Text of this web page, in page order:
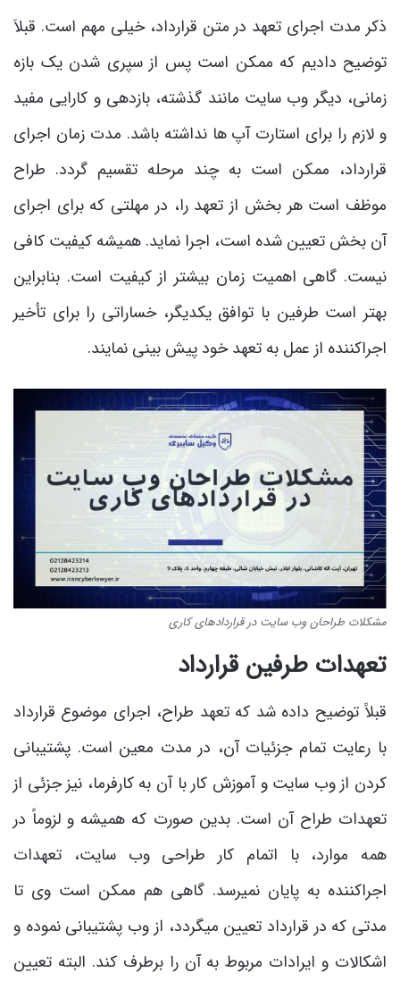
ذکر مدت اجرای تعهد در متن قرارداد، خیلی مهم است. قبلاَ
توضیح دادیم که ممکن است پس از سپری شدن یک بازه
زمانی، دیگر وب سایت مانند گذشته، بازدهی و کارایی مفید
و لازم را برای استارت آپ ها نداشته باشد. مدت زمان اجرای
قرارداد، ممکن است به چند مرحله تقسیم گردد. طراح
موظف است هر بخش از تعهد را، در مهلتی که برای اجرای
آن بخش تعیین شده است، اجرا نماید. همیشه کیفیت کافی
نیست. گاهی اهمیت زمان بیشتر از کیفیت است. بنابراین
بهتر است طرفین با توافق یکدیگر، خساراتی را برای تأخیر
اجراکننده از عمل به تعهد خود پیش بینی نمایند.
مشکلات طراحان وب سایت در قراردادهای کاری
تعهدات طرفین قرارداد
قبلاً توضیح داده شد که تعهد طراح، اجرای موضوع قرارداد
با رعایت تمام جزئیات آن، در مدت معین است. پشتیبانی
کردن از وب سایت و آموزش کار با آن به کارفرما، نیز جزئی از
تعهدات طراح آن است. بدین صورت که همیشه و لزوماً در
همه موارد، با اتمام کار طراحی وب سایت، تعهدات
اجراکننده به پایان نمی­رسد. گاهی هم ممکن است وی تا
مدتی که در قرارداد تعیین می­گردد، از وب پشتیبانی نموده و
اشکالات و ایرادات مربوط به آن را برطرف کند. البته تعیین